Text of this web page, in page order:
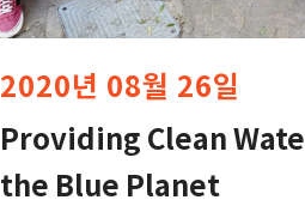
2020년 08월 26일
Providing Clean
the Blue Planet